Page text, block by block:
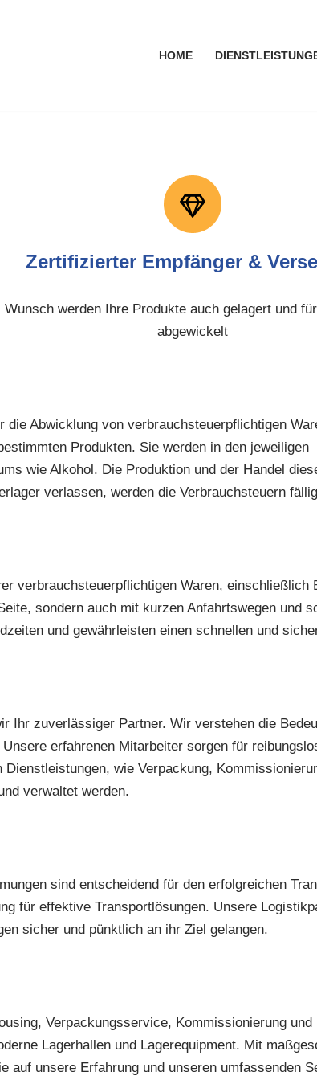
HOME
Zertifizierter Empfänger &
Wunsch werden Ihre Produkte auch gelagert und
abgewickelt
Abwicklung von verbrauchsteuerpflichtigen
Produkten. Sie werden in den jeweiligen
wie Alkohol. Die Produktion und der Handel
verlassen, werden die Verbrauchsteuern
verbrauchsteuerpflichtigen Waren, einschließlich
sondern auch mit kurzen Anfahrtswegen und
und gewährleisten einen schnellen und
Ihr zuverlässiger Partner. Wir verstehen die
erfahrenen Mitarbeiter sorgen für
wie Verpackung,
verwaltet werden.
sind entscheidend für den erfolgreichen
für effektive Transportlösungen. Unsere
sicher und pünktlich an ihr Ziel gelangen.
Verpackungsservice, Kommissionierung und
Lagerhallen und Lagerequipment. Mit
auf unsere Erfahrung und unseren umfassenden